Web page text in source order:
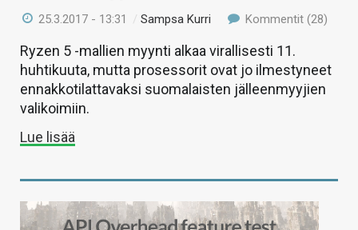
25.3.2017 - 13:31 /Sampsa Kurri Kommentit (28)
Ryzen 5 -mallien myynti alkaa virallisesti 11.
huhtikuuta, mutta prosessorit ovat jo ilmestyneet
ennakkotilattavaksi suomalaisten jälleenmyyjien
valikoimiin.
Lue lisää